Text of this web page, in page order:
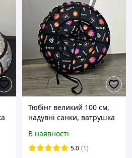
Тюбінг великий 100 см,
надувні санки, ватрушка
тюбінг для катання на
гірці
В наявності
5.0 (1)